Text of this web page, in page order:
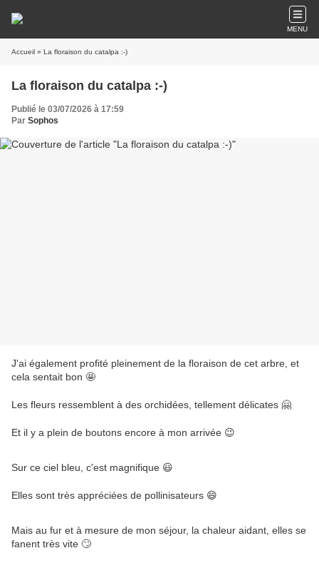
MENU
Accueil » La floraison du catalpa :-)
La floraison du catalpa :-)
Publié le 03/07/2026 à 17:59
Par Sophos
J'ai également profité pleinement de la floraison de cet arbre, et
cela sentait bon 🤩
Les fleurs ressemblent à des orchidées, tellement délicates 🤗
Et il y a plein de boutons encore à mon arrivée 😉
Sur ce ciel bleu, c'est magnifique 😃
Elles sont très appréciées de pollinisateurs 😄
Mais au fur et à mesure de mon séjour, la chaleur aidant, elles se
fanent très vite 🙄